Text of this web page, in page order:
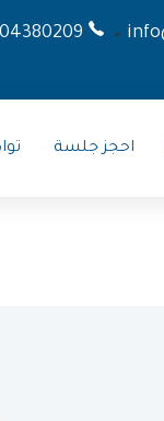
احجز جلسة